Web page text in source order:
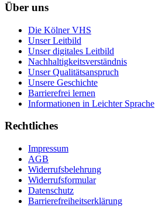
Über uns
Die Kölner VHS
Unser Leitbild
Unser digitales Leitbild
Nachhaltigkeitsverständnis
Unser Qualitätsanspruch
Unsere Geschichte
Barrierefrei lernen
Informationen in Leichter Sprache
Rechtliches
Impressum
AGB
Widerrufsbelehrung
Widerrufsformular
Datenschutz
Barrierefreiheitserklärung